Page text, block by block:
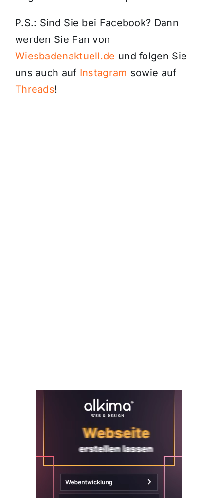
P.S.: Sind Sie bei Facebook? Dann
werden Sie Fan von
Wiesbadenaktuell.de und folgen Sie
uns auch auf Instagram sowie auf
Threads!